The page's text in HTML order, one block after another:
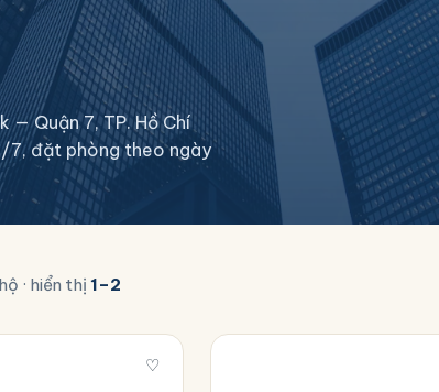
— Quận 7, TP. Hồ Chí
7, đặt phòng theo ngày
· hiển thị 1–2
♡